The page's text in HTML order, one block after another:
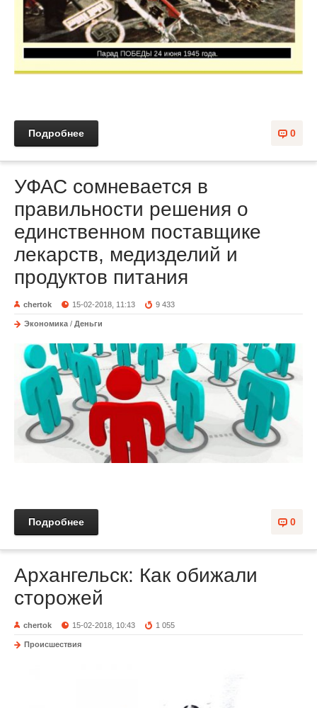
0
Подробнее
УФАС сомневается в
правильности решения о
единственном поставщике
лекарств, медизделий и
продуктов питания
chertok 15-02-2018, 11:13 9 433
Экономика / Деньги
0
Подробнее
Архангельск: Как обижали
сторожей
chertok 15-02-2018, 10:43 1 055
Происшествия